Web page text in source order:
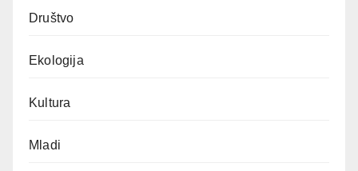
Društvo
Ekologija
Kultura
Mladi